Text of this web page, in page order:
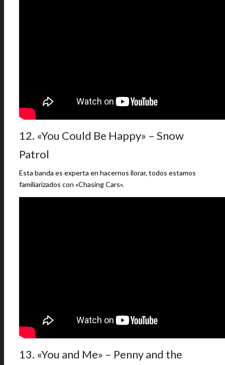
12. «You Could Be Happy» – Snow
Patrol
Esta banda es experta en hacernos llorar, todos estamos
familiarizados con «Chasing Cars».
13. «You and Me» – Penny and the